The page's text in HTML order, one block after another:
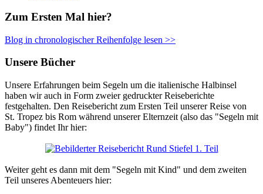
Zum Ersten Mal hier?
Blog in chronologischer Reihenfolge lesen >>
Unsere Bücher
Unsere Erfahrungen beim Segeln um die italienische Halbinsel
haben wir auch in Form zweier gedruckter Reiseberichte
festgehalten. Den Reisebericht zum Ersten Teil unserer Reise von
St. Tropez bis Rom während unserer Elternzeit (also das "Segeln mit
Baby") findet Ihr hier:
Weiter geht es dann mit dem "Segeln mit Kind" und dem zweiten
Teil unseres Abenteuers hier: